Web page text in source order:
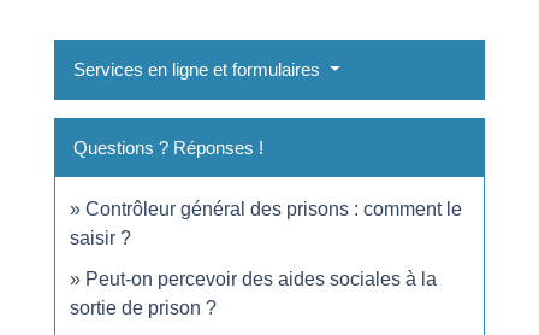
Services en ligne et formulaires
Questions ? Réponses !
Contrôleur général des prisons : comment le
saisir ?
Peut-on percevoir des aides sociales à la
sortie de prison ?